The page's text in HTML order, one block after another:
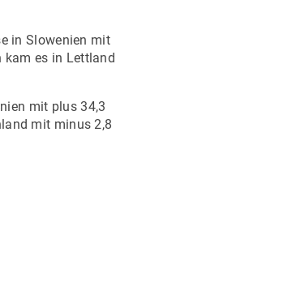
in Slowenien mit
kam es in Lettland
mit plus 34,3
mit minus 2,8